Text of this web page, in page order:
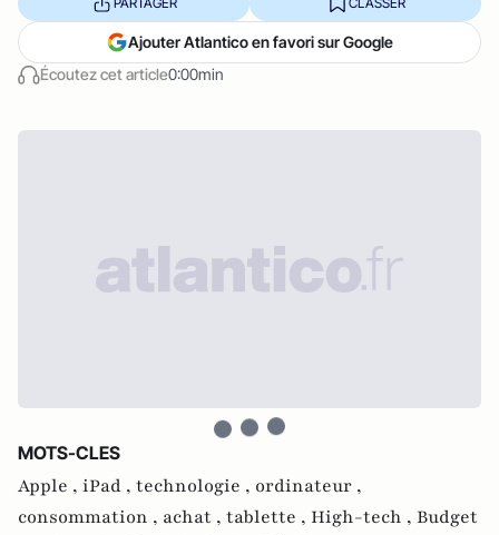
Écoutez cet article0:00min
Ajouter Atlantico en favori sur Google
MOTS-CLES
Apple , iPad , technologie , ordinateur ,
consommation , achat , tablette , High-tech , Budget